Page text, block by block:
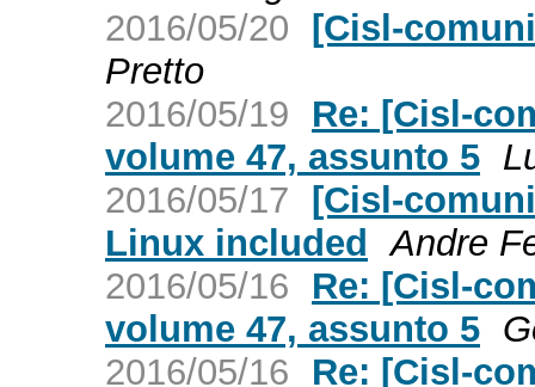
2016/05/20 [Cisl-
Pretto
2016/05/19
Re: [Cisl-
volume 47, assunto 5
2016/05/17 [Cisl-
Linux included Andre
2016/05/16
Re: [Cisl-
volume 47, assunto 5
2016/05/16
Re: [Cisl-